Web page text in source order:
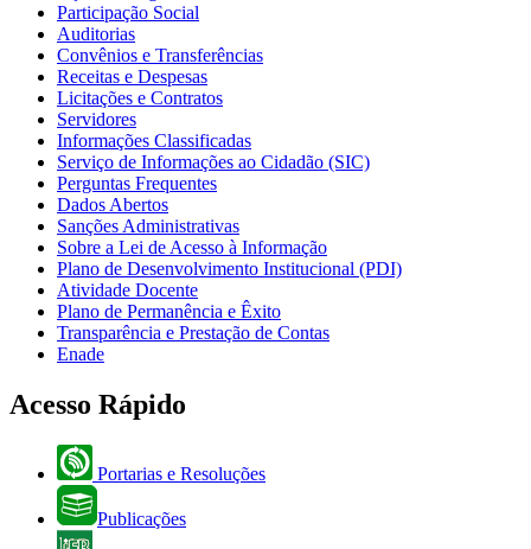
Participação Social
Auditorias
Convênios e Transferências
Receitas e Despesas
Licitações e Contratos
Servidores
Informações Classificadas
Serviço de Informações ao Cidadão (SIC)
Perguntas Frequentes
Dados Abertos
Sanções Administrativas
Sobre a Lei de Acesso à Informação
Plano de Desenvolvimento Institucional (PDI)
Atividade Docente
Plano de Permanência e Êxito
Transparência e Prestação de Contas
Enade
Acesso Rápido
Portarias e Resoluções
Publicações